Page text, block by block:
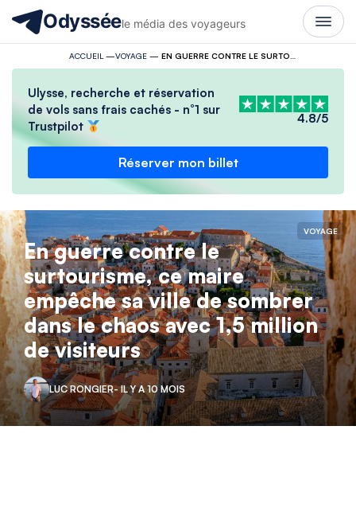
Odysséele média des voyageurs
ACCUEIL —VOYAGE—
Ulysse, recherche et réservation
de vols sans frais cachés - n°1 sur
Trustpilot
4.8/5
Réserver mon billet
VOYAGE
En guerre contre le
surtourisme, ce maire
empêche sa ville de sombrer
dans le chaos avec 1,5 million
de visiteurs
LUC RONGIER- IL Y A 10 MOIS